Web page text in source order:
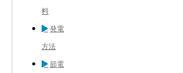
料
発電
方法
節電